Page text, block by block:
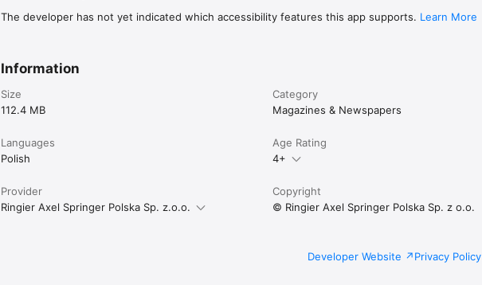
The developer has not yet indicated which accessibility features this app supports. Learn More
Information
Size
112.4 MB
Category
Magazines & Newspapers
Languages
Polish
Age Rating
4+
Provider
Ringier Axel Springer Polska Sp. z.o.o.
Copyright
© Ringier Axel Springer Polska Sp. z o.o.
Developer Website Privacy Policy